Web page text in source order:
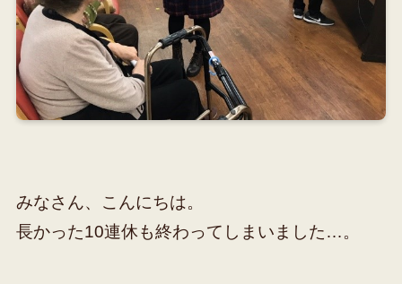
みなさん、こんにちは。
長かった10連休も終わってしまいました…。